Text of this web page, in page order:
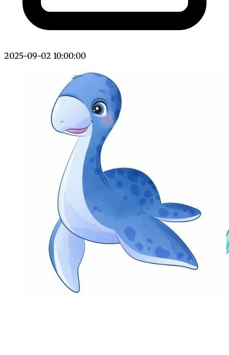
2025-09-02 10:00:00